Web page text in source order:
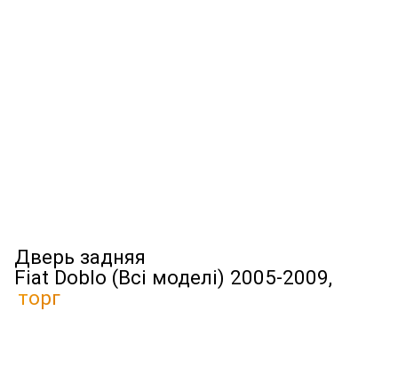
Дверь задняя
Fiat Doblo (Всі моделі) 2005-2009,
торг